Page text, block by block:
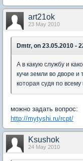
art21ok
23 May 2010
Dmtr, on 23.05.2010 -
А в какую службу и
кучи земли во дворе и
которая судя по всему
можно задать вопрос:
http://mytyshi.ru/rcpt/
Ksushok
24 May 2010